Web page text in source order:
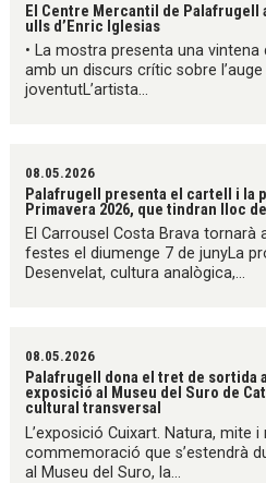
El Centre Mercantil de Palafrugell
ulls d’Enric Iglesias
• La mostra presenta una
amb un discurs crític sobre
joventutL’artista...
08.05.2026
Palafrugell presenta el cartell i la
Primavera 2026, que tindran lloc
El Carrousel Costa Brava tornarà
festes el diumenge 7 de junyLa
Desenvelat, cultura analògica,...
08.05.2026
Palafrugell dona el tret de sortida
exposició al Museu del Suro de
cultural transversal
L’exposició Cuixart. Natura, mite
commemoració que s’estendrà
al Museu del Suro, la...